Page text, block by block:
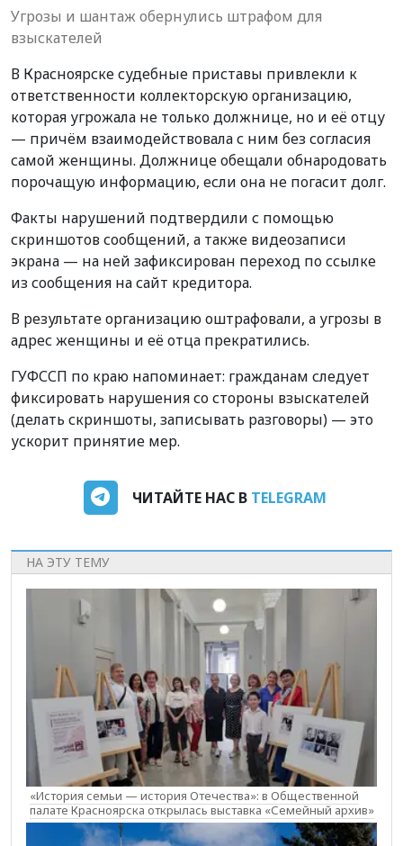
Угрозы и шантаж обернулись штрафом для
взыскателей
В Красноярске судебные приставы привлекли к
ответственности коллекторскую организацию,
которая угрожала не только должнице, но и её отцу
— причём взаимодействовала с ним без согласия
самой женщины. Должнице обещали обнародовать
порочащую информацию, если она не погасит долг.
Факты нарушений подтвердили с помощью
скриншотов сообщений, а также видеозаписи
экрана — на ней зафиксирован переход по ссылке
из сообщения на сайт кредитора.
В результате организацию оштрафовали, а угрозы в
адрес женщины и её отца прекратились.
ГУФССП по краю напоминает: гражданам следует
фиксировать нарушения со стороны взыскателей
(делать скриншоты, записывать разговоры) — это
ускорит принятие мер.
ЧИТАЙТЕ НАС В TELEGRAM
НА ЭТУ ТЕМУ
«История семьи — история Отечества»: в Общественной
палате Красноярска открылась выставка «Семейный архив»